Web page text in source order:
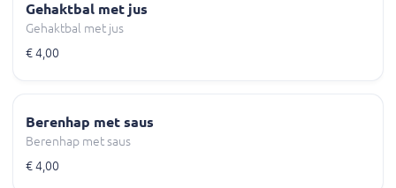
Gehaktbal met jus
Gehaktbal met jus
€ 4,00
Berenhap met saus
Berenhap met saus
€ 4,00